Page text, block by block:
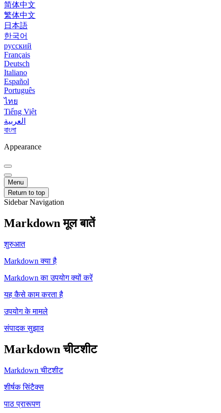
简体中文
繁体中文
日本語
한국어
русский
Français
Deutsch
Italiano
Español
Português
ไทย
Tiếng Việt
العربية
বাংলা
Appearance
Menu
Return to top
Sidebar Navigation
Markdown मूल बातें
शुरुआत
Markdown क्या है
Markdown का उपयोग क्यों करें
यह कैसे काम करता है
उपयोग के मामले
संपादक सुझाव
Markdown चीटशीट
Markdown चीटशीट
शीर्षक सिंटैक्स
पाठ प्रारूपण